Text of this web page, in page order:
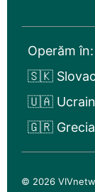
Operăm în:
🇸🇰
🇺🇦
🇬🇷 Grecia
© 2026